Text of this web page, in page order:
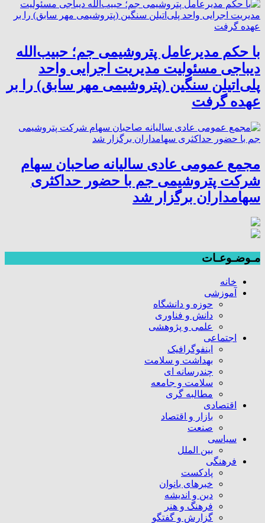
با حکم مدیرعامل پتروشیمی جم؛ حبیب‌الله
دیباجی مسئولیت مدیریت اجرایی واحد
پلی‌اتیلن سنگین (پتروشیمی مهر سابق) را بر
عهده گرفت
مجمع عمومی عادی سالیانه صاحبان سهام
شرکت پتروشیمی جم با حضور حداکثری
سهامداران برگزار شد
مـوضـوعـات
خانه
آموزشی
حوزه و دانشگاه
دانش و فناوری
علمی و پژوهشی
اجتماعی
اینفوگرافیک
بهداشت و سلامت
چندرسانه ای
سلامت و جامعه
مطالبه گری
اقتصادی
بازار و اقتصاد
صنعت
سیاسی
بین الملل
فرهنگی
پادکست
خبرهای بانوان
دین و اندیشه
فرهنگ و هنر
گزارش و گفتگو